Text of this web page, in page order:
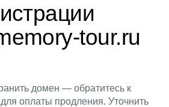
tour.ru
домен — обратитесь к
оплаты продления. Уточнить